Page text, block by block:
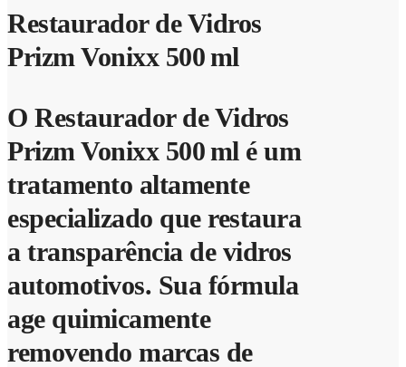
Restaurador de Vidros
Prizm Vonixx 500 ml
O Restaurador de Vidros
Prizm Vonixx 500 ml é um
tratamento altamente
especializado que restaura
a transparência de vidros
automotivos. Sua fórmula
age quimicamente
removendo marcas de